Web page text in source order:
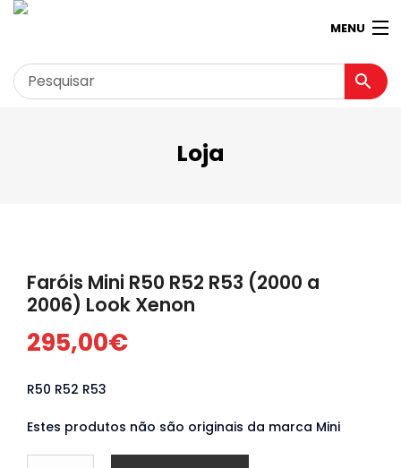
MENU
Garagem
Loja Virtual 360º
Loja
Faróis Mini R50 R52 R53 (2000 a
2006) Look Xenon
295,00€
R50 R52 R53
Estes produtos não são originais da marca Mini